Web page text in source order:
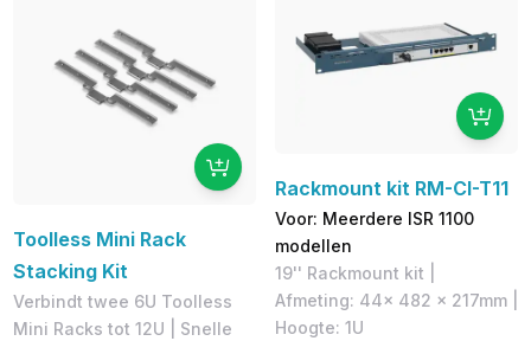
Toolless Mini Rack
Stacking Kit
Verbindt twee 6U Toolless
Mini Racks tot 12U | Snelle
Rackmount kit RM-CI-T11
Voor: Meerdere ISR 1100
modellen
19'' Rackmount kit |
Afmeting: 44x 482 x 217mm |
Hoogte: 1U